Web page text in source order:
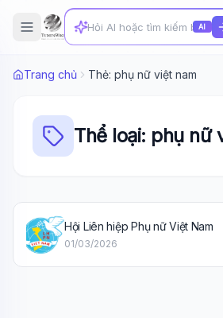
AI
Trang chủ Thẻ: phụ nữ việt nam
Thể loại: phụ nữ
Hội Liên hiệp Phụ nữ Việt Nam
01/03/2026
🤖Sẵn sàng hỗ trợ